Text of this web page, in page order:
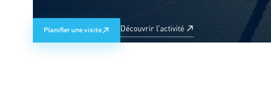
Planifier une visite Découvrir l’activité